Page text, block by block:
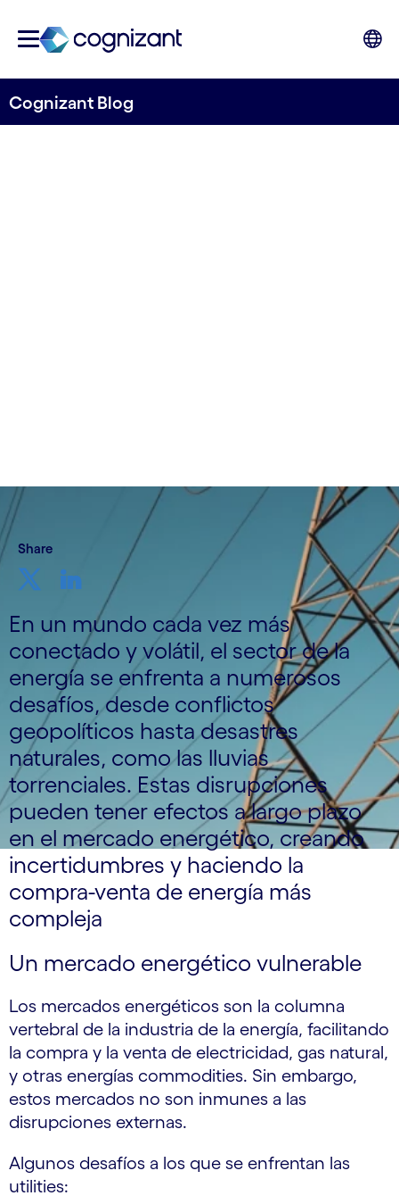
Cognizant Blog
Share
En un mundo cada vez más
conectado y volátil, el sector de la
energía se enfrenta a numerosos
desafíos, desde conflictos
geopolíticos hasta desastres
naturales, como las lluvias
torrenciales. Estas disrupciones
pueden tener efectos a largo plazo
en el mercado energético, creando
incertidumbres y haciendo la
compra-venta de energía más
compleja
Un mercado energético vulnerable
Los mercados energéticos son la columna
vertebral de la industria de la energía, facilitando
la compra y la venta de electricidad, gas natural,
y otras energías commodities. Sin embargo,
estos mercados no son inmunes a las
disrupciones externas.
Algunos desafíos a los que se enfrentan las
utilities: